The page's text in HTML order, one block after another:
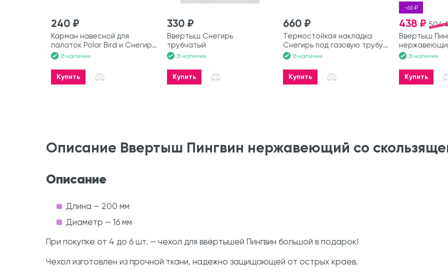
240 ₽
Карман навесной для
палаток Polar Bird и Снегирь
тройной
В наличии
Купить
330 ₽
Ввертыш Снегирь
трубчатый
В наличии
Купить
660 ₽
Термостойкая накладка
Снегирь под газовую трубу
100 мм
В наличии
Купить
-66 ₽
504
438 ₽
Ввертыш
приваренной
В наличии
Купить
Описание Ввертыш Пингвин нержавеющий со
Описание
Длина — 200 мм
Диаметр — 16 мм
При покупке от 4 до 6 шт. — чехол для ввёртышей Пингвин большой в подарок!
Чехол изготовлен из прочной ткани, надежно защищающей от острых краев.